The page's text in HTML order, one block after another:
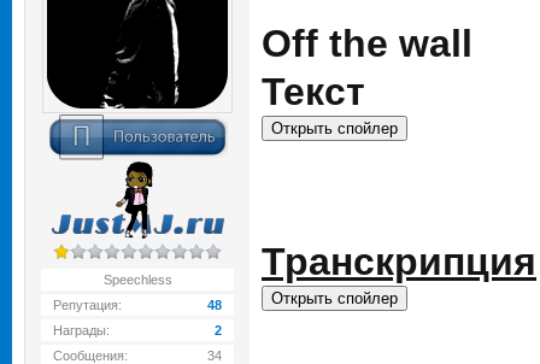
Speechless
Репутация:
48
Награды:
2
Сообщения:
34
Off the wall
Текст
Транскрипция